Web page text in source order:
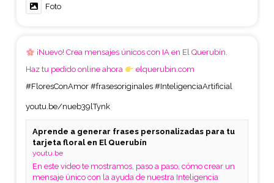
Foto
¡Nuevo! Crea mensajes únicos con IA en El Querubín.
Haz tu pedido online ahora
elquerubin.com
#FloresConAmor #frasesoriginales #InteligenciaArtificial
youtu.be/nueb39lTynk
Aprende a generar frases personalizadas para tu
tarjeta floral en El Querubín
youtu.be
En este video te mostramos, paso a paso, cómo crear un
mensaje único con la ayuda de nuestra Inteligencia